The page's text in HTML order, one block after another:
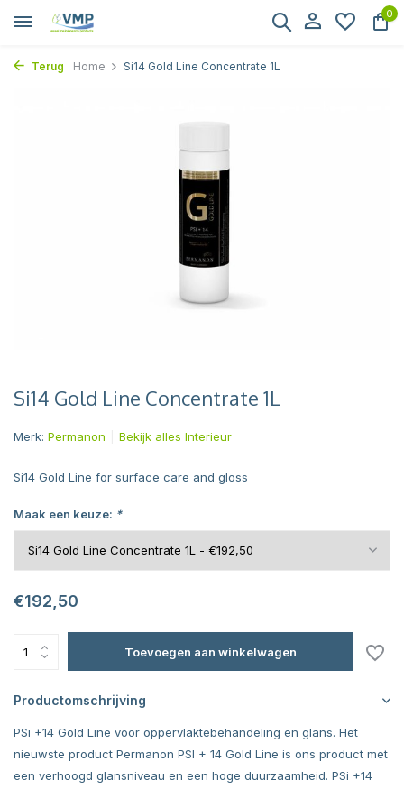
0
Terug Home Si14 Gold Line Concentrate 1L
Si14 Gold Line Concentrate 1L
Merk: Permanon Bekijk alles Interieur
Si14 Gold Line for surface care and gloss
Maak een keuze: *
€192,50
Toevoegen aan winkelwagen
Productomschrijving
PSi +14 Gold Line voor oppervlaktebehandeling en glans. Het
nieuwste product Permanon PSI + 14 Gold Line is ons product met
een verhoogd glansniveau en een hoge duurzaamheid. PSi +14